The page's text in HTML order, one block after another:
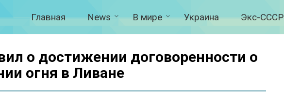
Главная News В мире Украина Экс-СССР
о достижении договоренности о
огня в Ливане